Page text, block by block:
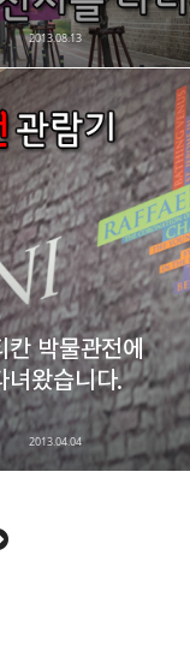
2013.08.13
칸 박물관전에
녀왔습니다.
2013.04.04